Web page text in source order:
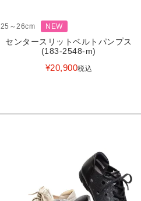
25～26cm NEW
センタースリットベルトパンプス
(183-2548-m)
¥20,900税込